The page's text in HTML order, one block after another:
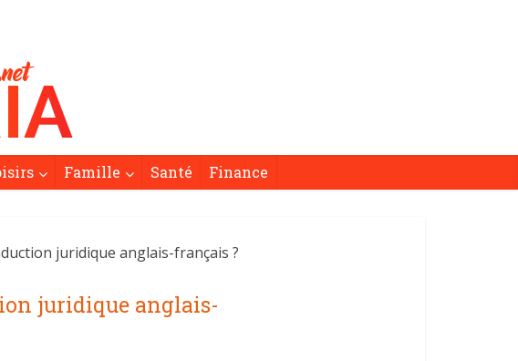
Famille Santé Finance
juridique anglais-français ?
juridique anglais-